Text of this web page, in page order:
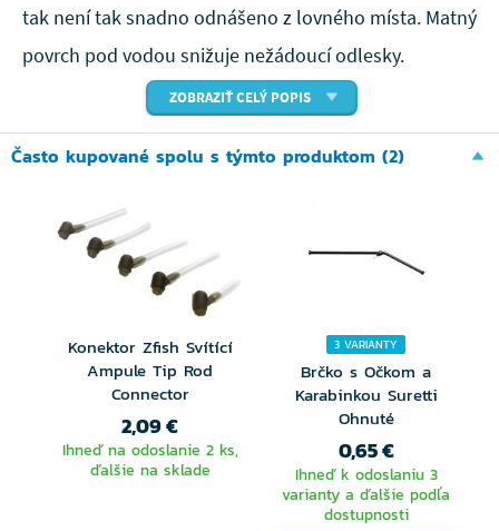
tak není tak snadno odnášeno z lovného místa. Matný
povrch pod vodou snižuje nežádoucí odlesky.
ZOBRAZIŤ CELÝ POPIS
Často kupované spolu s týmto produktom (2)
Konektor Zfish Svítící
Ampule Tip Rod
Connector
2,09 €
Ihneď na odoslanie 2 ks,
ďalšie na sklade
3 VARIANTY
Brčko s Očkom a
Karabinkou Suretti
Ohnuté
0,65 €
Ihneď k odoslaniu 3
varianty a ďalšie podľa
dostupnosti